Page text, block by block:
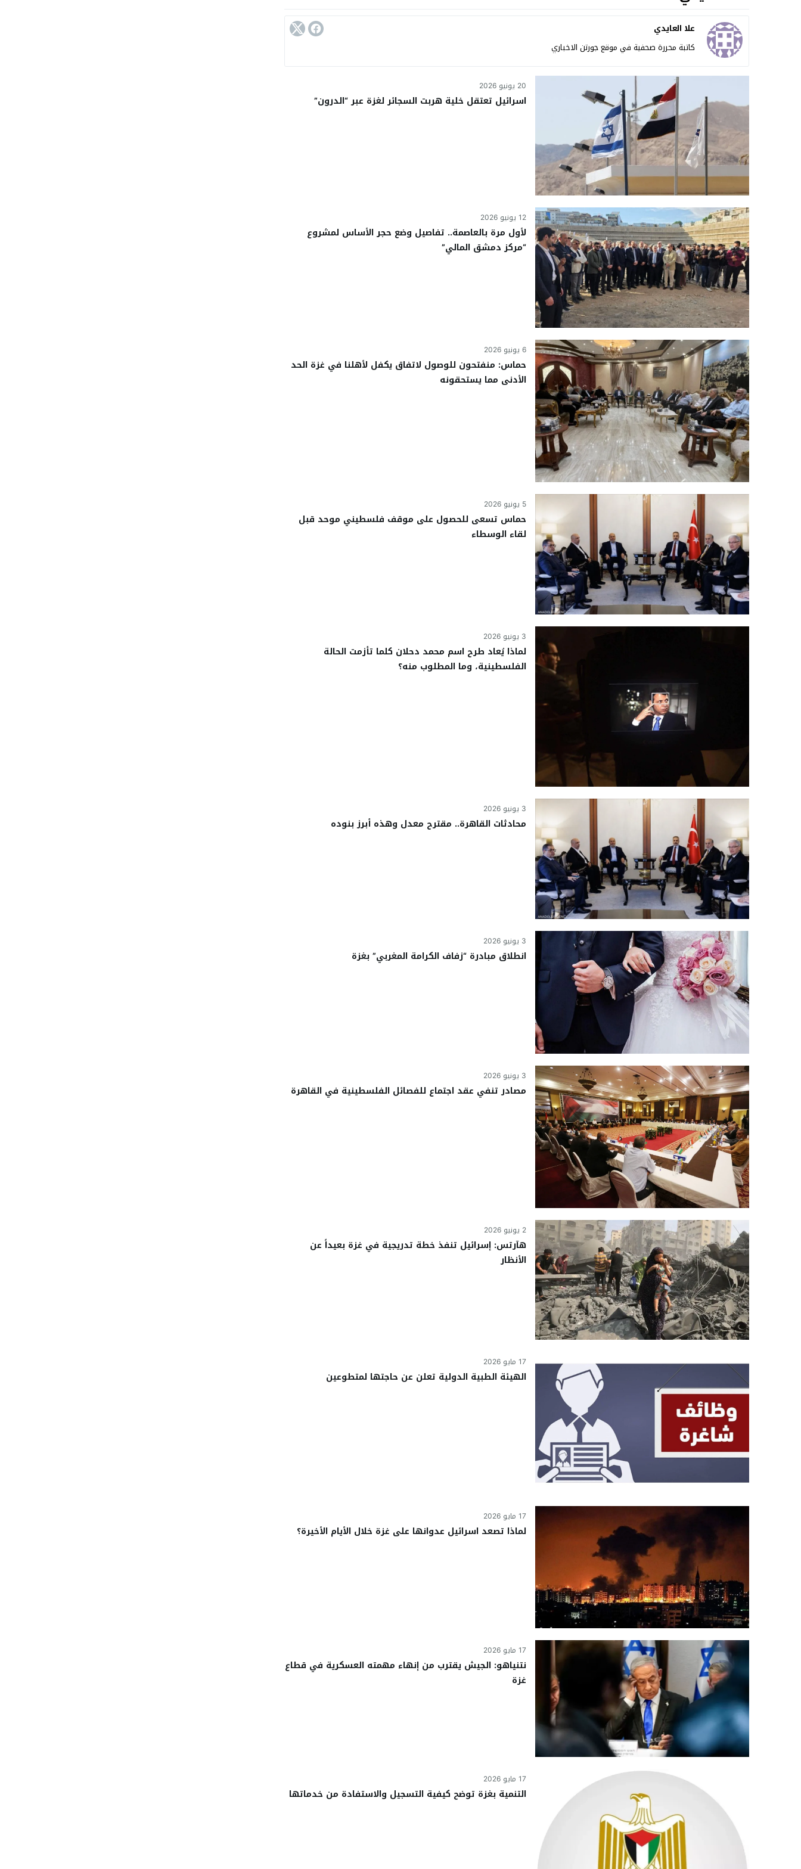
علا العايدي
كاتبة محررة صحفية في موقع جورتن الاخباري
20 يونيو 2026
اسرائيل تعتقل خلية هربت السجائر لغزة عبر “الدرون”
12 يونيو 2026
لأول مرة بالعاصمة.. تفاصيل وضع حجر الأساس لمشروع
“مركز دمشق المالي”
6 يونيو 2026
حماس: منفتحون للوصول لاتفاق يكفل لأهلنا في غزة الحد
الأدنى مما يستحقونه
5 يونيو 2026
حماس تسعى للحصول على موقف فلسطيني موحد قبل
لقاء الوسطاء
3 يونيو 2026
لماذا يُعاد طرح اسم محمد دحلان كلما تأزمت الحالة
الفلسطينية، وما المطلوب منه؟
3 يونيو 2026
محادثات القاهرة.. مقترح معدل وهذه أبرز بنوده
3 يونيو 2026
انطلاق مبادرة “زفاف الكرامة المغربي” بغزة
3 يونيو 2026
مصادر تنفي عقد اجتماع للفصائل الفلسطينية في القاهرة
2 يونيو 2026
هآرتس: إسرائيل تنفذ خطة تدريجية في غزة بعيداً عن
الأنظار
17 مايو 2026
الهيئة الطبية الدولية تعلن عن حاجتها لمتطوعين
17 مايو 2026
لماذا تصعد اسرائيل عدوانها على غزة خلال الأيام الأخيرة؟
17 مايو 2026
نتنياهو: الجيش يقترب من إنهاء مهمته العسكرية في قطاع
غزة
17 مايو 2026
التنمية بغزة توضح كيفية التسجيل والاستفادة من خدماتها